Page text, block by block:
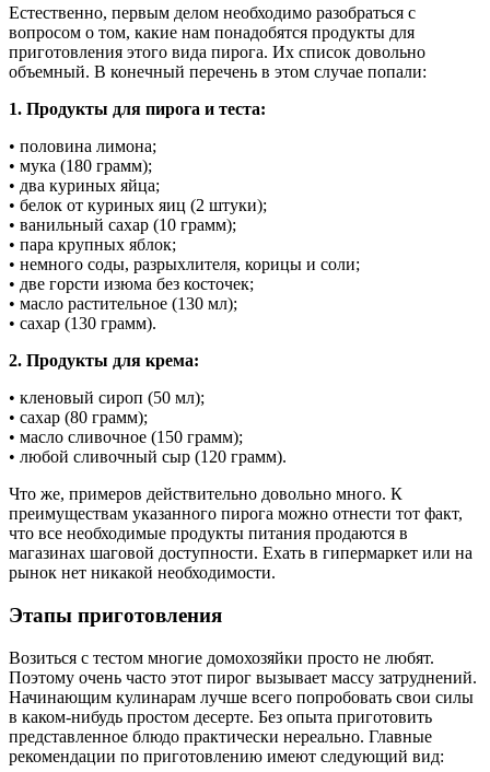
Естественно, первым делом необходимо разобраться с
вопросом о том, какие нам понадобятся продукты для
приготовления этого вида пирога. Их список довольно
объемный. В конечный перечень в этом случае попали:
1. Продукты для пирога и теста:
• половина лимона;
• мука (180 грамм);
• два куриных яйца;
• белок от куриных яиц (2 штуки);
• ванильный сахар (10 грамм);
• пара крупных яблок;
• немного соды, разрыхлителя, корицы и соли;
• две горсти изюма без косточек;
• масло растительное (130 мл);
• сахар (130 грамм).
2. Продукты для крема:
• кленовый сироп (50 мл);
• сахар (80 грамм);
• масло сливочное (150 грамм);
• любой сливочный сыр (120 грамм).
Что же, примеров действительно довольно много. К
преимуществам указанного пирога можно отнести тот факт,
что все необходимые продукты питания продаются в
магазинах шаговой доступности. Ехать в гипермаркет или на
рынок нет никакой необходимости.
Этапы приготовления
Возиться с тестом многие домохозяйки просто не любят.
Поэтому очень часто этот пирог вызывает массу затруднений.
Начинающим кулинарам лучше всего попробовать свои силы
в каком-нибудь простом десерте. Без опыта приготовить
представленное блюдо практически нереально. Главные
рекомендации по приготовлению имеют следующий вид: